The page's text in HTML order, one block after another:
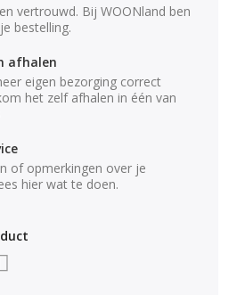
vertrouwd. Bij WOONland ben
bestelling.
afhalen
eigen bezorging correct
het zelf afhalen in één van
of opmerkingen over je
hier wat te doen.